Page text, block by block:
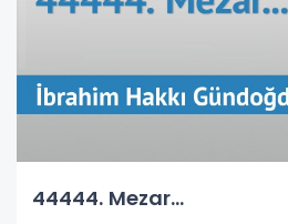
44444. Mezar...